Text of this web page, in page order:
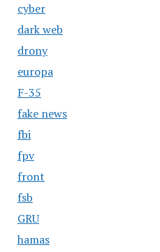
cyber
dark web
drony
europa
F-35
fake news
fbi
fpv
front
fsb
GRU
hamas